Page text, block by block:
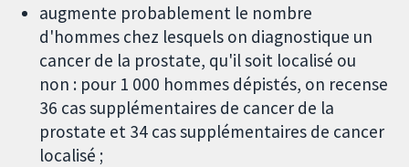
augmente probablement le nombre
d'hommes chez lesquels on diagnostique un
cancer de la prostate, qu'il soit localisé ou
non : pour 1 000 hommes dépistés, on recense
36 cas supplémentaires de cancer de la
prostate et 34 cas supplémentaires de cancer
localisé ;